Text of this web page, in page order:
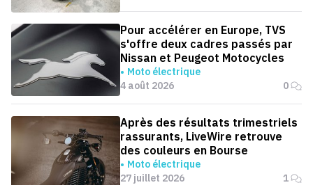
Pour accélérer en Europe, TVS
s'offre deux cadres passés par
Nissan et Peugeot Motocycles
Moto électrique
4 août 2026
0
Après des résultats trimestriels
rassurants, LiveWire retrouve
des couleurs en Bourse
Moto électrique
27 juillet 2026
1